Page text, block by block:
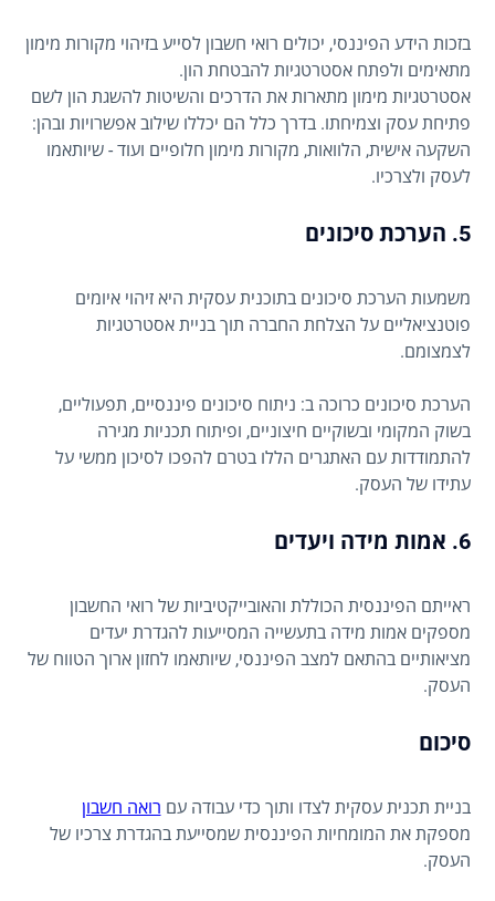
בזכות הידע הפיננסי, יכולים רואי חשבון לסייע בזיהוי מקורות מימון
מתאימים ולפתח אסטרטגיות להבטחת הון.
אסטרטגיות מימון מתארות את הדרכים והשיטות להשגת הון לשם
פתיחת עסק וצמיחתו. בדרך כלל הם יכללו שילוב אפשרויות ובהן:
השקעה אישית, הלוואות, מקורות מימון חלופיים ועוד - שיותאמו
לעסק ולצרכיו.
5. הערכת סיכונים
משמעות הערכת סיכונים בתוכנית עסקית היא זיהוי איומים
פוטנציאליים על הצלחת החברה תוך בניית אסטרטגיות
לצמצומם.
הערכת סיכונים כרוכה ב: ניתוח סיכונים פיננסיים, תפעוליים,
בשוק המקומי ובשוקיים חיצוניים, ופיתוח תכניות מגירה
להתמודדות עם האתגרים הללו בטרם להפכו לסיכון ממשי על
עתידו של העסק.
6. אמות מידה ויעדים
ראייתם הפיננסית הכוללת והאובייקטיביות של רואי החשבון
מספקים אמות מידה בתעשייה המסייעות להגדרת יעדים
מציאותיים בהתאם למצב הפיננסי, שיותאמו לחזון ארוך הטווח של
העסק.
סיכום
בניית תכנית עסקית לצדו ותוך כדי עבודה עם רואה חשבון
מספקת את המומחיות הפיננסית שמסייעת בהגדרת צרכיו של
העסק.